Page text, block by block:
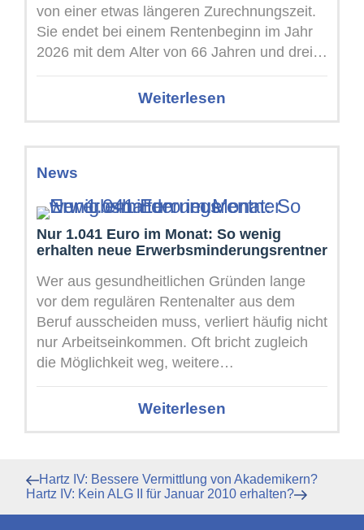
von einer etwas längeren Zurechnungszeit.
Sie endet bei einem Rentenbeginn im Jahr
2026 mit dem Alter von 66 Jahren und drei
...
Weiterlesen
News
Nur 1.041 Euro im Monat: So wenig
erhalten neue Erwerbsminderungsrentner
Wer aus gesundheitlichen Gründen lange
vor dem regulären Rentenalter aus dem
Beruf ausscheiden muss, verliert häufig nicht
nur Arbeitseinkommen. Oft bricht zugleich
die Möglichkeit weg, weitere
Rentenansprüche aufzubauen und privat ...
Weiterlesen
Beitragsnavigation
Vorheriger
Beitrag
Hartz IV: Bessere Vermittlung von Akademikern?
Nächster
Hartz IV: Kein ALG II für Januar 2010 erhalten?